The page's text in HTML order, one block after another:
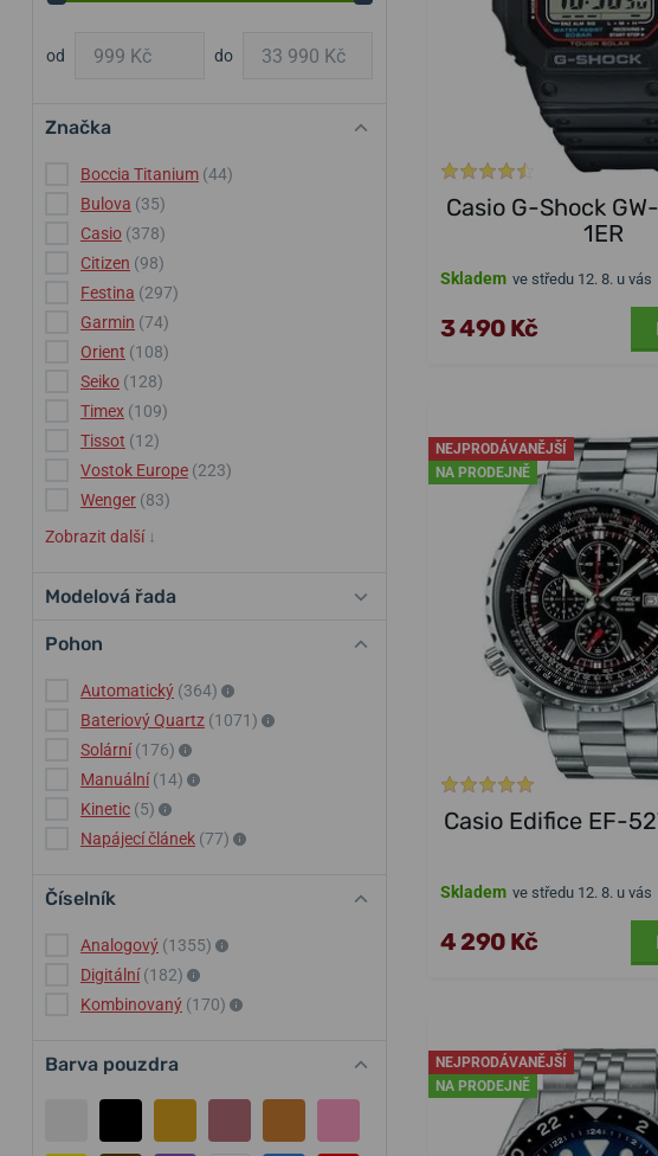
od do
Značka
Boccia Titanium (44)
Bulova (35)
Casio (378)
Citizen (98)
Festina (297)
Garmin (74)
Orient (108)
Seiko (128)
Timex (109)
Tissot (12)
Vostok Europe (223)
Wenger (83)
Zobrazit další ↓
Modelová řada
Pohon
Automatický (364)
Bateriový Quartz (1071)
Solární (176)
Manuální (14)
Kinetic (5)
Napájecí článek (77)
Číselník
Analogový (1355)
Digitální (182)
Kombinovaný (170)
Barva pouzdra
Casio G-Shock
1ER
Skladem ve středu 12. 8. u vás
3 490 Kč
NEJPRODÁVANĚJŠÍ
NA PRODEJNĚ
Casio Edifice EF-
Skladem ve středu 12. 8. u vás
4 290 Kč
NEJPRODÁVANĚJŠÍ
NA PRODEJNĚ